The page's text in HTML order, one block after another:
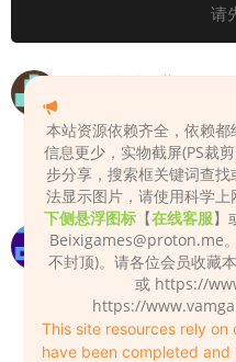
请
不知道怎么下载
百度网盘
Admin 2022-
下载了，不知道怎么按
ong178 2023-11-29
用7z解压软件进
2023-
本站资源依赖齐全，依赖
信息更少，实物截屏(PS裁
步分享，搜索框关键词查
法显示图片，请使用科学
下侧悬浮图标 【在线客服】
Beixigames@proton.me
不封顶)。请各位会员收
或 https://
https://
This site resources rely
have been completed